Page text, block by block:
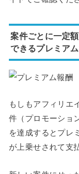
案件ごとに一定
できるプレミア
もしもアフィリエ
件（プロモーショ
を達成するとプレ
が上乗せされて支